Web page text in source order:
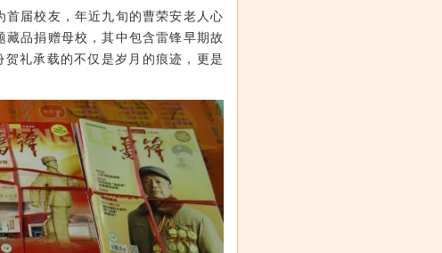
届校友，年近九旬的曹荣安老人心
品捐赠母校，其中包含雷锋早期故
礼承载的不仅是岁月的痕迹，更是